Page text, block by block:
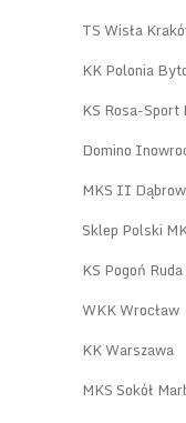
TS Wisła
KK Polonia
KS Rosa-Sport
Domino
MKS II
Sklep Polski
KS Pogoń
WKK Wrocław
KK Warszawa
MKS Sokół